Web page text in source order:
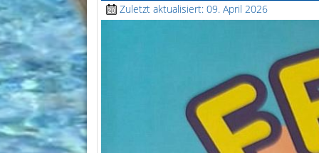
Zuletzt aktualisiert: 09. April 2026